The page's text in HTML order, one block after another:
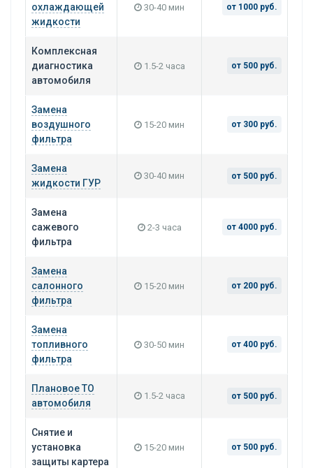
охлаждающей
жидкости
30-40 мин от 1000 руб.
Комплексная
диагностика
автомобиля
1.5-2 часа от 500 руб.
Замена
воздушного
фильтра
15-20 мин от 300 руб.
Замена
жидкости ГУР
30-40 мин от 500 руб.
Замена
сажевого
фильтра
2-3 часа от 4000 руб.
Замена
салонного
фильтра
15-20 мин от 200 руб.
Замена
топливного
фильтра
30-50 мин от 400 руб.
Плановое ТО
автомобиля
1.5-2 часа от 500 руб.
Снятие и
установка
защиты картера
15-20 мин от 500 руб.